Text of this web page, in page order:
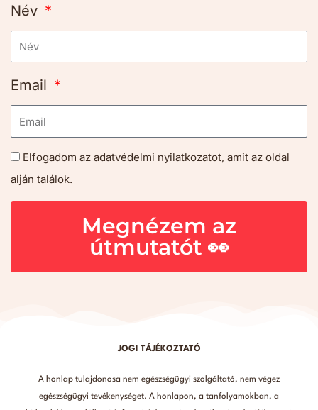
Név
Email
Elfogadom az adatvédelmi nyilatkozatot, amit az oldal
alján találok.
Megnézem az
útmutatót 👀
JOGI TÁJÉKOZTATÓ
A honlap tulajdonosa nem egészségügyi szolgáltató, nem végez
egészségügyi tevékenységet. A honlapon, a tanfolyamokban, a